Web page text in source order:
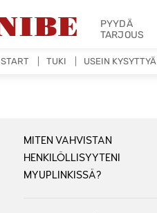
PYYDÄ
TARJOUS
START TUKI USEIN KYSYTTYÄ
MITEN VAHVISTAN
HENKILÖLLISYYTENI
MYUPLINKISSÄ?